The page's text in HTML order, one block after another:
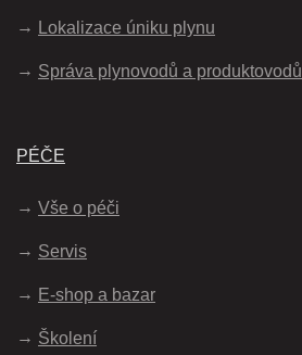
Lokalizace úniku plynu
Správa plynovodů a produktovodů
PÉČE
Vše o péči
Servis
E-shop a bazar
Školení